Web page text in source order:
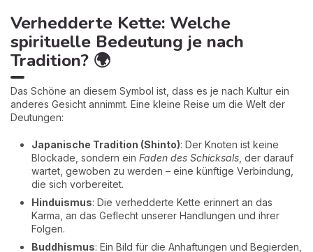
Verhedderte Kette: Welche
spirituelle Bedeutung je nach
Tradition? 🌍
Das Schöne an diesem Symbol ist, dass es je nach Kultur ein
anderes Gesicht annimmt. Eine kleine Reise um die Welt der
Deutungen:
Japanische Tradition (Shinto): Der Knoten ist keine
Blockade, sondern ein Faden des Schicksals , der darauf
wartet, gewoben zu werden – eine künftige Verbindung,
die sich vorbereitet.
Hinduismus: Die verhedderte Kette erinnert an das
Karma, an das Geflecht unserer Handlungen und ihrer
Folgen.
Buddhismus: Ein Bild für die Anhaftungen und Begierden,